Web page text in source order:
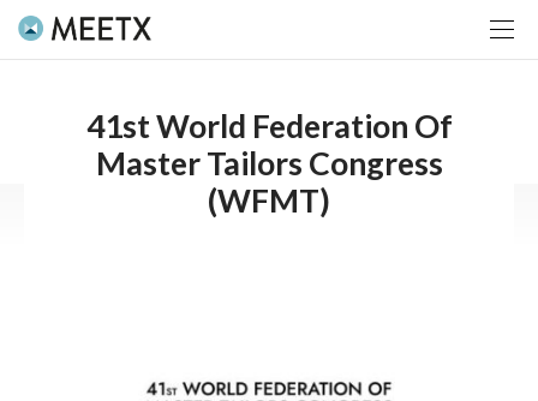
41st World Federation Of
Master Tailors Congress
(WFMT)